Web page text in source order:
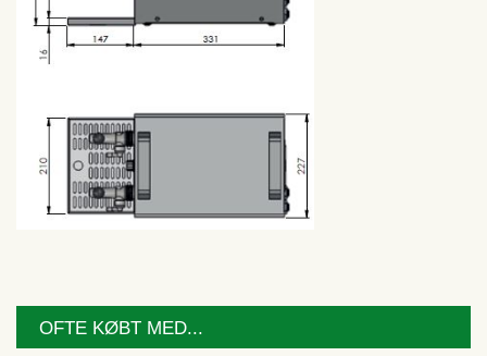
OFTE KØBT MED...